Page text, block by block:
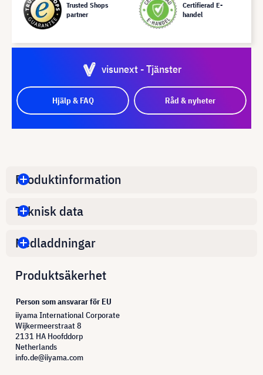
Trusted Shops
partner
Certifierad E-
handel
visunext - Tjänster
Hjälp & FAQ Råd & nyheter
Produktinformation
Teknisk data
Nedladdningar
Produktsäkerhet
Person som ansvarar för EU
iiyama International Corporate
Wijkermeerstraat 8
2131 HA Hoofddorp
Netherlands
info.de@iiyama.com